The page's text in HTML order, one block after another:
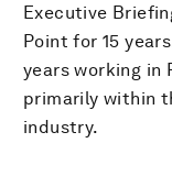
Executive
Point for 15
years working in
primarily within
industry.